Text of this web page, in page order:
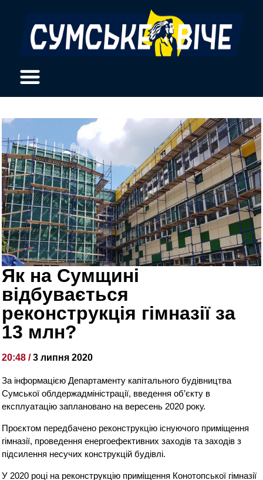
Як на Сумщині
відбувається
реконструкція гімназії за
13 млн?
20:48 /3 липня 2020
За інформацією Департаменту капітального будівництва
Сумської облдержадміністрації, введення об’єкту в
експлуатацію заплановано на вересень 2020 року.
Проєктом передбачено реконструкцію існуючого приміщення
гімназії, проведення енергоефективних заходів та заходів з
підсилення несучих конструкцій будівлі.
У 2020 році на реконструкцію приміщення Конотопської гімназії